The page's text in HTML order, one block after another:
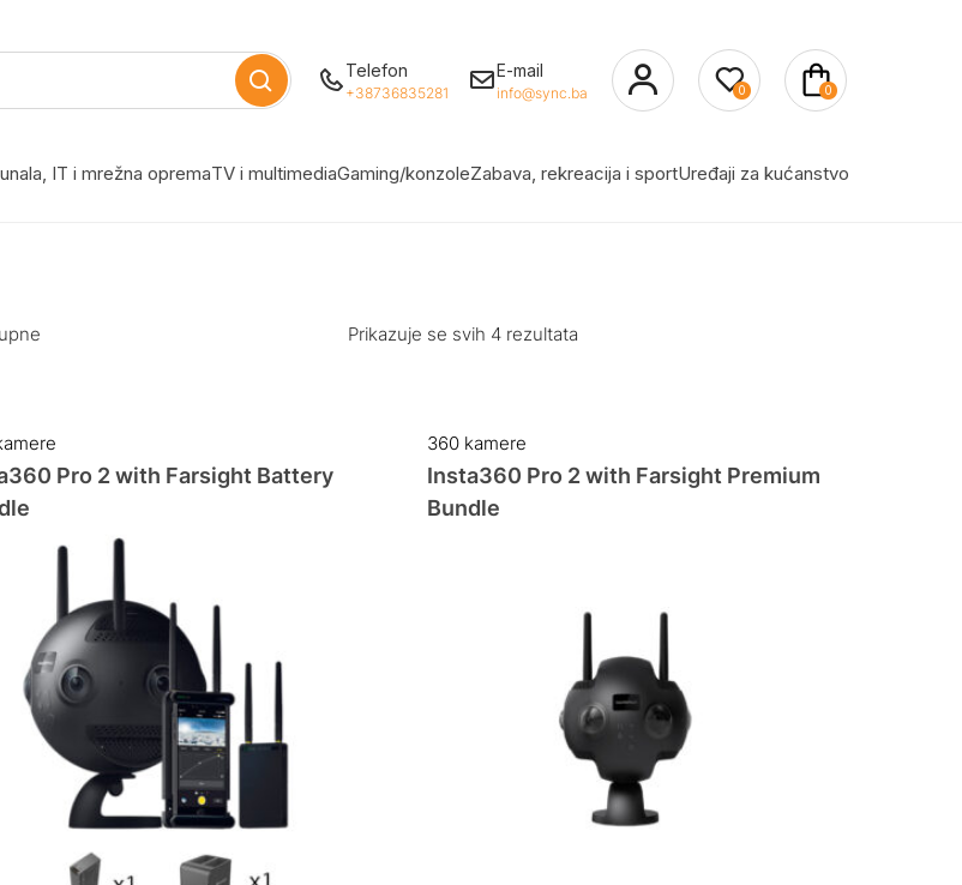
Telefon
+38736835281
E-mail
info@sync.ba 0 0
IT i mrežna opremaTV i multimediaGaming/konzoleZabava, rekreacija i sportUređaji za kućanstvo
Prikazuje se svih 4 rezultata
Pro 2 with Farsight Battery
360 kamere
Insta360 Pro 2 with Farsight Premium
Bundle